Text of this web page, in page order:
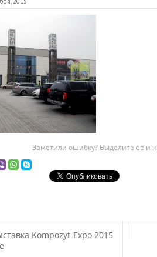
Заметили ошибку? Выделите ее и
Kompozyt-Expo 2015